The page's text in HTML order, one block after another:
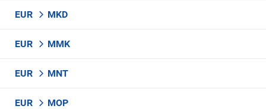
EUR MKD
EUR MMK
EUR MNT
EUR MOP